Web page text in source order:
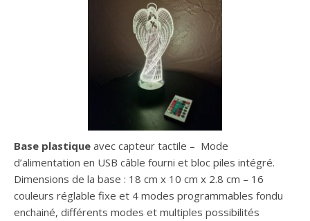
Base plastique avec capteur tactile – Mode
d’alimentation en USB câble fourni et bloc piles intégré.
Dimensions de la base : 18 cm x 10 cm x 2.8 cm – 16
couleurs réglable fixe et 4 modes programmables fondu
enchainé, différents modes et multiples possibilités